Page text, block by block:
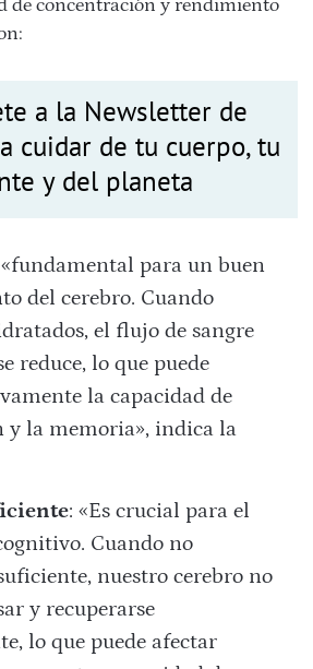
de concentración y rendimiento
a la Newsletter de
cuidar de tu cuerpo, tu
y del planeta
«fundamental para un buen
del cerebro. Cuando
el flujo de sangre
reduce, lo que puede
la capacidad de
y la memoria», indica la
: «Es crucial para el
Cuando no
nuestro cerebro no
y recuperarse
lo que puede afectar